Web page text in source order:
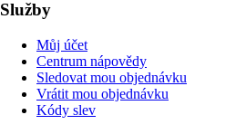
Služby
Můj účet
Centrum nápovědy
Sledovat mou objednávku
Vrátit mou objednávku
Kódy slev